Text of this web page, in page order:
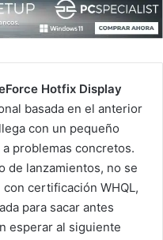
Hotfix Display
basada en el anterior
con un pequeño
problemas concretos.
de lanzamientos, no se
certificación WHQL,
para sacar antes
esperar al siguiente